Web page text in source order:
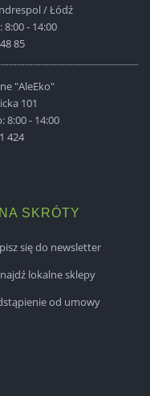
/ Łódź
8:00 - 14:00
85
"AleEko"
101
8:00 - 14:00
424
NA SKRÓTY
się do newsletter
lokalne sklepy
od umowy